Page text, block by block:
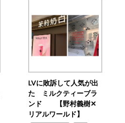
LVに敗訴して人気が出
た ミルクティーブラ
ンド 【野村義樹✕
リアルワールド】